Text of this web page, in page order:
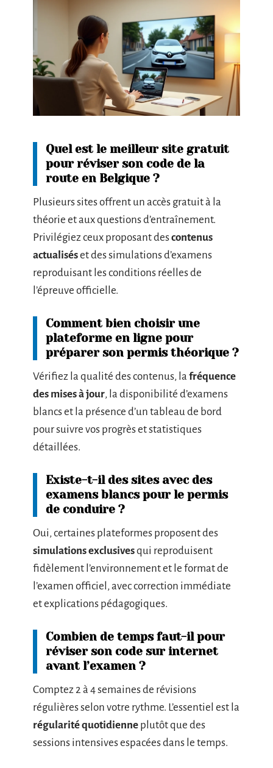
Quel est le meilleur site gratuit
pour réviser son code de la
route en Belgique ?
Plusieurs sites offrent un accès gratuit à la
théorie et aux questions d’entraînement.
Privilégiez ceux proposant descontenus
actualiséset des simulations d’examens
reproduisant les conditions réelles de
l’épreuve officielle.
Comment bien choisir une
plateforme en ligne pour
préparer son permis théorique ?
Vérifiez la qualité des contenus, la fréquence
des mises à jour, la disponibilité d’examens
blancs et la présence d’un tableau de bord
pour suivre vos progrès et statistiques
détaillées.
Existe-t-il des sites avec des
examens blancs pour le permis
de conduire ?
Oui, certaines plateformes proposent des
simulations exclusivesqui reproduisent
fidèlement l’environnement et le format de
l’examen officiel, avec correction immédiate
et explications pédagogiques.
Combien de temps faut-il pour
réviser son code sur internet
avant l’examen ?
Comptez 2 à 4 semaines de révisions
régulières selon votre rythme. L’essentiel est la
régularité quotidienne plutôt que des
sessions intensives espacées dans le temps.